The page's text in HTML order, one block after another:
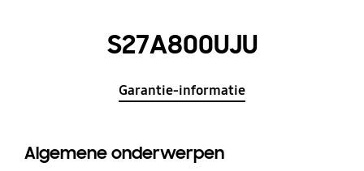
S27A800UJU
Garantie-informatie
Algemene onderwerpen